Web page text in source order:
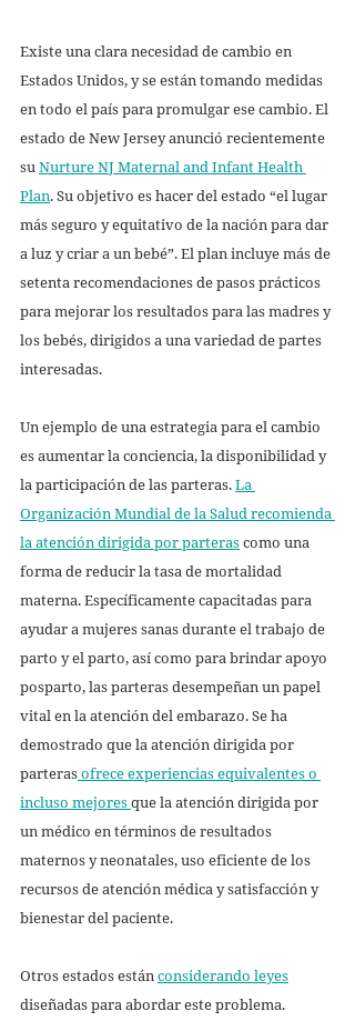
Existe una clara necesidad de cambio en
Estados Unidos, y se están tomando medidas
en todo el país para promulgar ese cambio. El
estado de New Jersey anunció recientemente
su Nurture NJ Maternal and Infant Health
Plan. Su objetivo es hacer del estado “el lugar
más seguro y equitativo de la nación para dar
a luz y criar a un bebé”. El plan incluye más de
setenta recomendaciones de pasos prácticos
para mejorar los resultados para las madres y
los bebés, dirigidos a una variedad de partes
interesadas.
Un ejemplo de una estrategia para el cambio
es aumentar la conciencia, la disponibilidad y
la participación de las parteras. La
Organización Mundial de la Salud recomienda
la atención dirigida por parteras como una
forma de reducir la tasa de mortalidad
materna. Específicamente capacitadas para
ayudar a mujeres sanas durante el trabajo de
parto y el parto, así como para brindar apoyo
posparto, las parteras desempeñan un papel
vital en la atención del embarazo. Se ha
demostrado que la atención dirigida por
parteras ofrece experiencias equivalentes o
incluso mejores que la atención dirigida por
un médico en términos de resultados
maternos y neonatales, uso eficiente de los
recursos de atención médica y satisfacción y
bienestar del paciente.
Otros estados están considerando leyes
diseñadas para abordar este problema.